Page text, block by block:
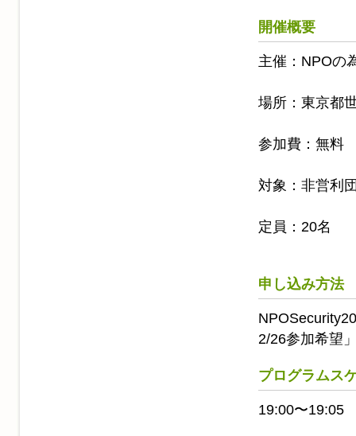
開催概要
主催：NPOの
場所：東京都
参加費：無料
対象：非営利
定員：20名
申し込み方法
2/26参加希望
プログラムス
19:00〜